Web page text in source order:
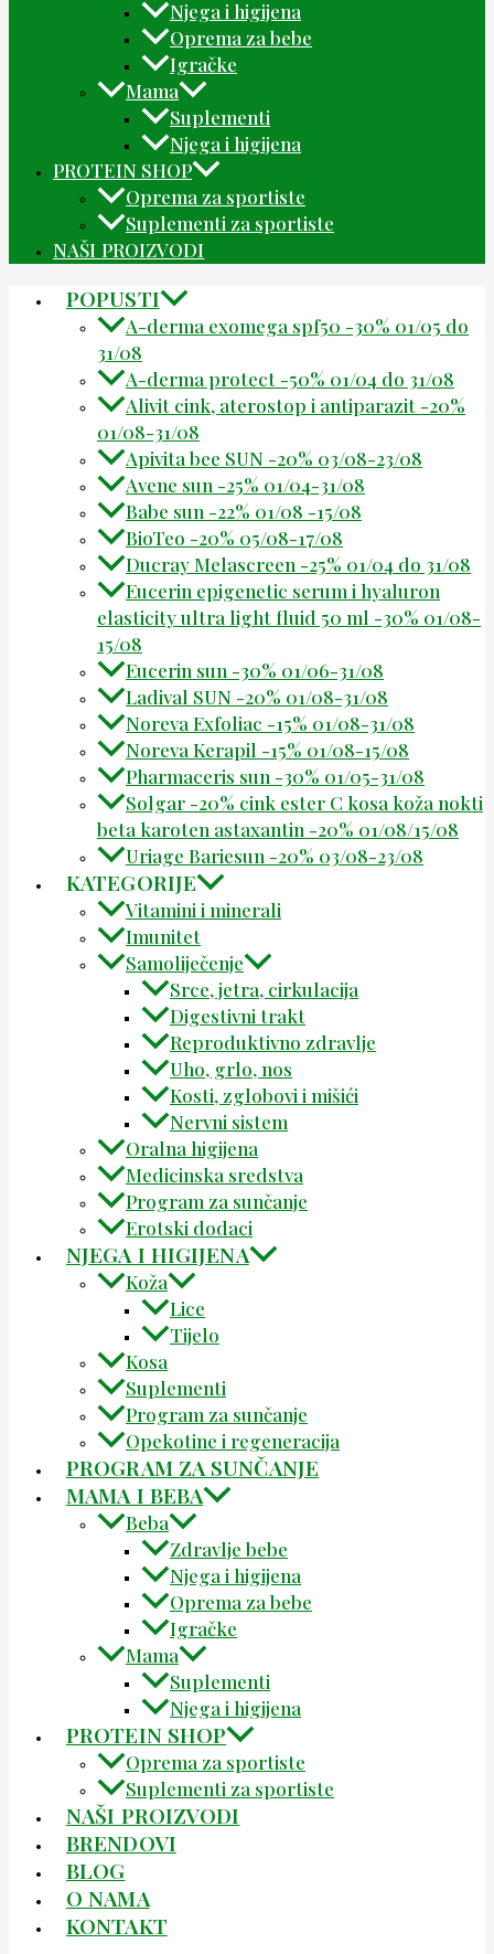
Njega i higijena
Oprema za bebe
Igračke
Mama
Suplementi
Njega i higijena
PROTEIN SHOP
Oprema za sportiste
Suplementi za sportiste
NAŠI PROIZVODI
POPUSTI
A-derma exomega spf50 -30% 01/05 do
31/08
A-derma protect -50% 01/04 do 31/08
Alivit cink, aterostop i antiparazit -20%
01/08-31/08
Apivita bee SUN -20% 03/08-23/08
Avene sun -25% 01/04-31/08
Babe sun -22% 01/08 -15/08
BioTeo -20% 05/08-17/08
Ducray Melascreen -25% 01/04 do 31/08
Eucerin epigenetic serum i hyaluron
elasticity ultra light fluid 50 ml -30% 01/08-
15/08
Eucerin sun -30% 01/06-31/08
Ladival SUN -20% 01/08-31/08
Noreva Exfoliac -15% 01/08-31/08
Noreva Kerapil -15% 01/08-15/08
Pharmaceris sun -30% 01/05-31/08
Solgar -20% cink ester C kosa koža nokti
beta karoten astaxantin -20% 01/08/15/08
Uriage Bariesun -20% 03/08-23/08
KATEGORIJE
Vitamini i minerali
Imunitet
Samoliječenje
Srce, jetra, cirkulacija
Digestivni trakt
Reproduktivno zdravlje
Uho, grlo, nos
Kosti, zglobovi i mišići
Nervni sistem
Oralna higijena
Medicinska sredstva
Program za sunčanje
Erotski dodaci
NJEGA I HIGIJENA
Koža
Lice
Tijelo
Kosa
Suplementi
Program za sunčanje
Opekotine i regeneracija
PROGRAM ZA SUNČANJE
MAMA I BEBA
Beba
Zdravlje bebe
Njega i higijena
Oprema za bebe
Igračke
Mama
Suplementi
Njega i higijena
PROTEIN SHOP
Oprema za sportiste
Suplementi za sportiste
NAŠI PROIZVODI
BRENDOVI
BLOG
O NAMA
KONTAKT